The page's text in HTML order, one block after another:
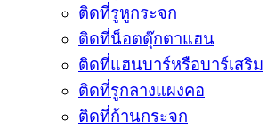
ติดที่รูหูกระจก
ติดที่น็อตตุ๊กตาแฮน
ติดที่แฮนบาร์หรือบาร์เสริม
ติดที่รูกลางแผงคอ
ติดที่ก้านกระจก